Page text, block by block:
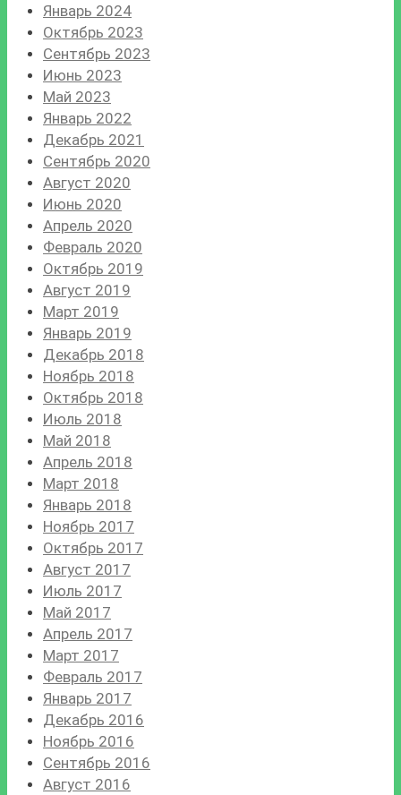
Январь 2024
Октябрь 2023
Сентябрь 2023
Июнь 2023
Май 2023
Январь 2022
Декабрь 2021
Сентябрь 2020
Август 2020
Июнь 2020
Апрель 2020
Февраль 2020
Октябрь 2019
Август 2019
Март 2019
Январь 2019
Декабрь 2018
Ноябрь 2018
Октябрь 2018
Июль 2018
Май 2018
Апрель 2018
Март 2018
Январь 2018
Ноябрь 2017
Октябрь 2017
Август 2017
Июль 2017
Май 2017
Апрель 2017
Март 2017
Февраль 2017
Январь 2017
Декабрь 2016
Ноябрь 2016
Сентябрь 2016
Август 2016